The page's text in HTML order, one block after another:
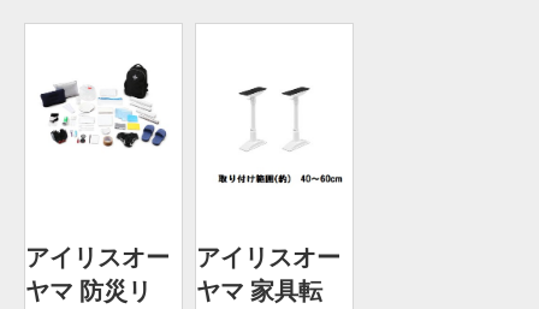
アイリスオー
ヤマ 防災リ
アイリスオー
ヤマ 家具転